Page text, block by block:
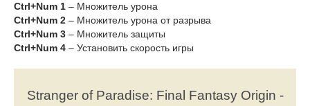
Ctrl+Num 1 – Множитель урона
Ctrl+Num 2 – Множитель урона от разрыва
Ctrl+Num 3 – Множитель защиты
Ctrl+Num 4 – Установить скорость игры
Stranger of Paradise: Final Fantasy Origin -